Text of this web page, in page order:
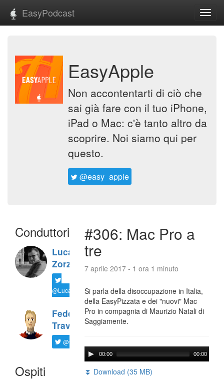
EasyPodcast
EasyApple
Non accontentarti di ciò che
sai già fare con il tuo iPhone,
iPad o Mac: c'è tanto altro da
scoprire. Noi siamo qui per
questo.
@easy_apple
Conduttori
Luca
Zorzi
@LucaTNT
Federico
Travaini
@ftrava
Ospiti
#306: Mac Pro a
tre
7 aprile 2017 - 1 ora 1 minuto
Si parla della disoccupazione in Italia,
della EasyPizzata e dei "nuovi" Mac
Pro in compagnia di Maurizio Natali di
Saggiamente.
00:00 00:00
⏬ Download (35 MB)